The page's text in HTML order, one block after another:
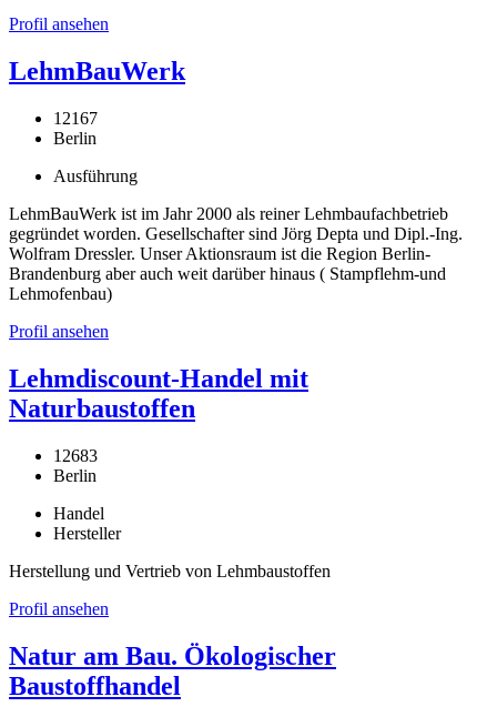
Profil ansehen
LehmBauWerk
12167
Berlin
Ausführung
LehmBauWerk ist im Jahr 2000 als reiner Lehmbaufachbetrieb
gegründet worden. Gesellschafter sind Jörg Depta und Dipl.-Ing.
Wolfram Dressler. Unser Aktionsraum ist die Region Berlin-
Brandenburg aber auch weit darüber hinaus ( Stampflehm-und
Lehmofenbau)
Profil ansehen
Lehmdiscount-Handel mit
Naturbaustoffen
12683
Berlin
Handel
Hersteller
Herstellung und Vertrieb von Lehmbaustoffen
Profil ansehen
Natur am Bau. Ökologischer
Baustoffhandel